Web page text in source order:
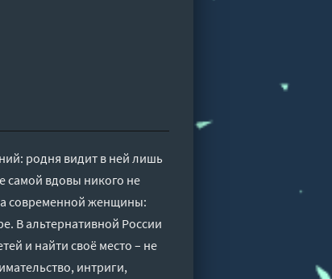
родня видит в ней лишь
самой вдовы никого не
современной женщины:
В альтернативной России
и найти своё место – не
интриги,